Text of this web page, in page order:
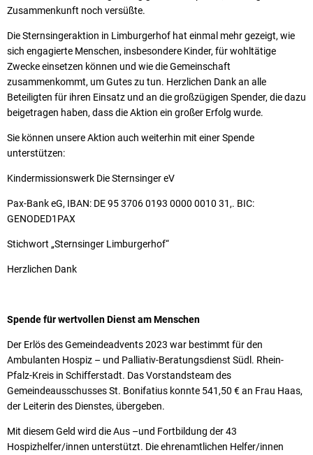
Zusammenkunft noch versüßte.
Die Sternsingeraktion in Limburgerhof hat einmal mehr gezeigt, wie
sich engagierte Menschen, insbesondere Kinder, für wohltätige
Zwecke einsetzen können und wie die Gemeinschaft
zusammenkommt, um Gutes zu tun. Herzlichen Dank an alle
Beteiligten für ihren Einsatz und an die großzügigen Spender, die dazu
beigetragen haben, dass die Aktion ein großer Erfolg wurde.
Sie können unsere Aktion auch weiterhin mit einer Spende
unterstützen:
Kindermissionswerk Die Sternsinger eV
Pax-Bank eG, IBAN: DE 95 3706 0193 0000 0010 31,. BIC:
GENODED1PAX
Stichwort „Sternsinger Limburgerhof“
Herzlichen Dank
Spende für wertvollen Dienst am Menschen
Der Erlös des Gemeindeadvents 2023 war bestimmt für den
Ambulanten Hospiz – und Palliativ-Beratungsdienst Südl. Rhein-
Pfalz-Kreis in Schifferstadt. Das Vorstandsteam des
Gemeindeausschusses St. Bonifatius konnte 541,50 €an Frau Haas,
der Leiterin des Dienstes, übergeben.
Mit diesem Geld wird die Aus –und Fortbildung der 43
Hospizhelfer/innen unterstützt. Die ehrenamtlichen Helfer/innen